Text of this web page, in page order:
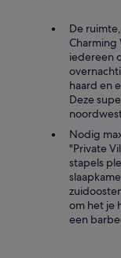
De
Charming
iedereen
haard en
Deze
Nodig
"Private
stapels
om het je
een